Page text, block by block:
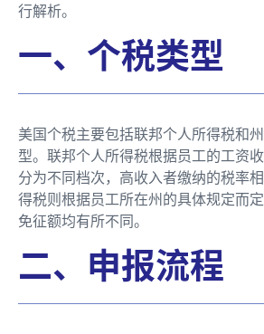
行解析。
一、个税类型
美国个税主要包括联邦个人所得税和
型。联邦个人所得税根据员工的工资
分为不同档次，高收入者缴纳的税率
得税则根据员工所在州的具体规定而
免征额均有所不同。
二、申报流程